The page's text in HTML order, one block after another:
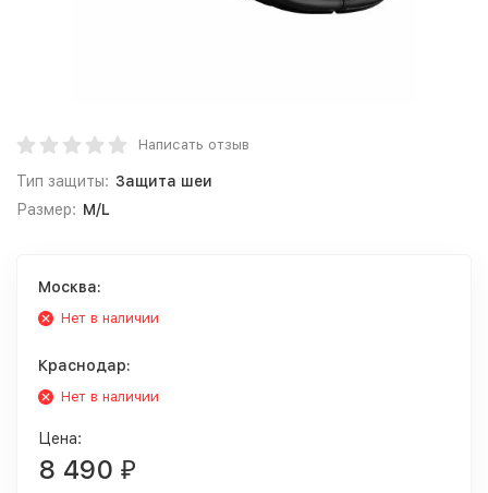
Написать отзыв
Тип защиты: Защита шеи
Размер: M/L
Москва:
Нет в наличии
Краснодар:
Нет в наличии
Цена:
8 490 ₽